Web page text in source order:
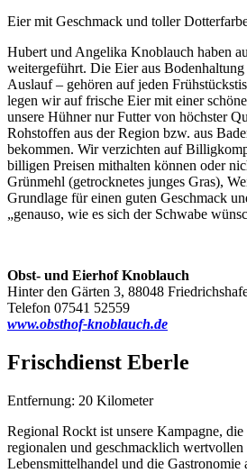
Eier mit Geschmack und toller
Hubert und Angelika Knoblauch haben
weitergeführt. Die Eier aus
Auslauf – gehören auf jeden
legen wir auf frische Eier mit einer
unsere Hühner nur Futter von höchster
Rohstoffen aus der Region bzw. aus
bekommen. Wir verzichten auf
billigen Preisen mithalten können oder
Grünmehl (getrocknetes junges Gras),
Grundlage für einen guten Geschmack
„genauso, wie es sich der Schwabe
Obst- und Eierhof Knoblauch
Hinter den Gärten 3, 88048
Telefon 07541 52559
www.obsthof-knoblauch.de
Frischdienst Eberle
Entfernung: 20 Kilometer
Regional Rockt ist unsere Kampagne,
regionalen und geschmacklich wertvollen
Lebensmittelhandel und die Gastronomie